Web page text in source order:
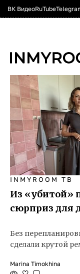
ВК ВидеоRuTube
INMYROOM ТВ
Из «убитой»
сюрприз для
Без
сделали крутой
Marina Timokhina